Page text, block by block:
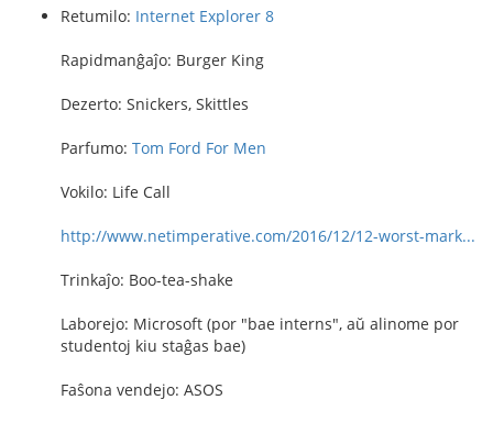
Retumilo: Internet Explorer 8
Rapidmanĝaĵo: Burger King
Dezerto: Snickers, Skittles
Parfumo: Tom Ford For Men
Vokilo: Life Call
http://www.netimperative.com/2016/12/12-worst-mark...
Trinkaĵo: Boo-tea-shake
Laborejo: Microsoft (por "bae interns", aŭ alinome por
studentoj kiu staĝas bae)
Faŝona vendejo: ASOS